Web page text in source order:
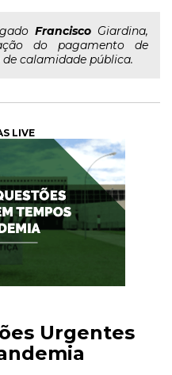
Francisco Giardina,
do pagamento de
calamidade pública.
LIVE
Urgentes